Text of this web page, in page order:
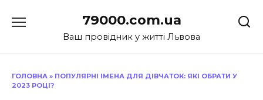
до
79000.com.ua
Ваш провідник у житті Львова
ГОЛОВНА » ПОПУЛЯРНІ ІМЕНА ДЛЯ ДІВЧАТОК: ЯКІ ОБРАТИ У
2023 РОЦІ?